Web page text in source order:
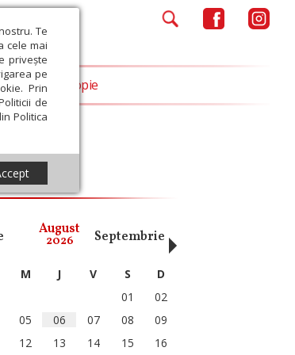
Te
cele mai
privește
pe
Prin
de
Politica
Filantropie
ortodox
August
2026 Septembrie Octombrie
M J V S
D
01
02
05 06 07 08
09
12 13 14 15
16